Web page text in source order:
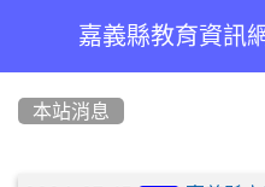
嘉義縣教育資訊
本站消息